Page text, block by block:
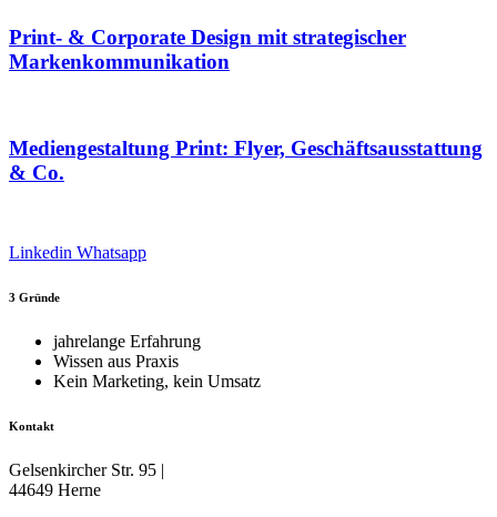
Print- & Corporate Design mit strategischer
Markenkommunikation
Mediengestaltung Print: Flyer, Geschäftsausstattung
& Co.
Linkedin Whatsapp
3 Gründe
jahrelange Erfahrung
Wissen aus Praxis
Kein Marketing, kein Umsatz
Kontakt
Gelsenkircher Str. 95 |
44649 Herne